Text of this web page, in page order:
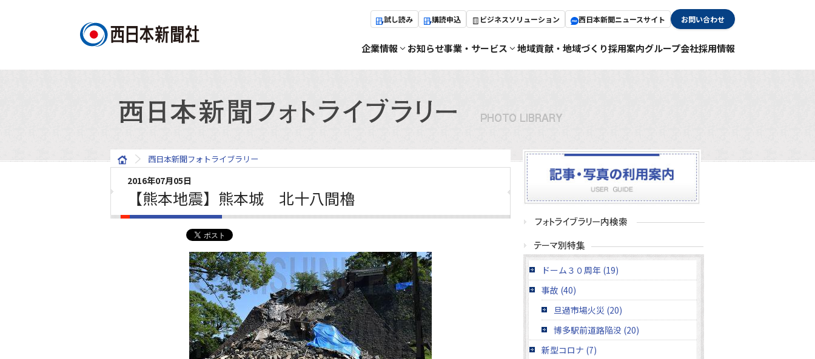
試し読み 購読申込 ビジネスソリューション 西日本新聞ニュースサイト お問い合わせ
企業情報 お知らせ事業・サービス 地域貢献・地域づくり採用案内グループ会社採用情報
西日本新聞フォトライブラリー
2016年07月05日
【熊本地震】熊本城 北十八間櫓
ドーム３０周年 (19)
事故 (40)
旦過市場火災 (20)
博多駅前道路陥没 (20)
新型コロナ (7)